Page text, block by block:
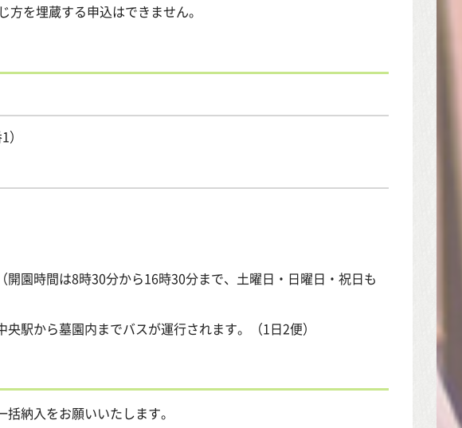
を埋蔵する申込はできません。
園時間は8時30分から16時30分まで、土曜日・日曜日・祝日も
駅から墓園内までバスが運行されます。（1日2便）
納入をお願いいたします。